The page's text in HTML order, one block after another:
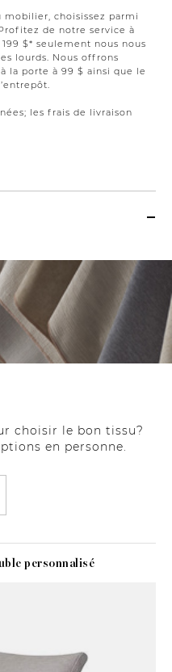
mobilier, choisissez parmi
de notre service à
$* seulement nous nous
lourds. Nous offrons
la porte à 99 $ ainsi que le
les frais de livraison
choisir le bon tissu?
en personne.
personnalisé